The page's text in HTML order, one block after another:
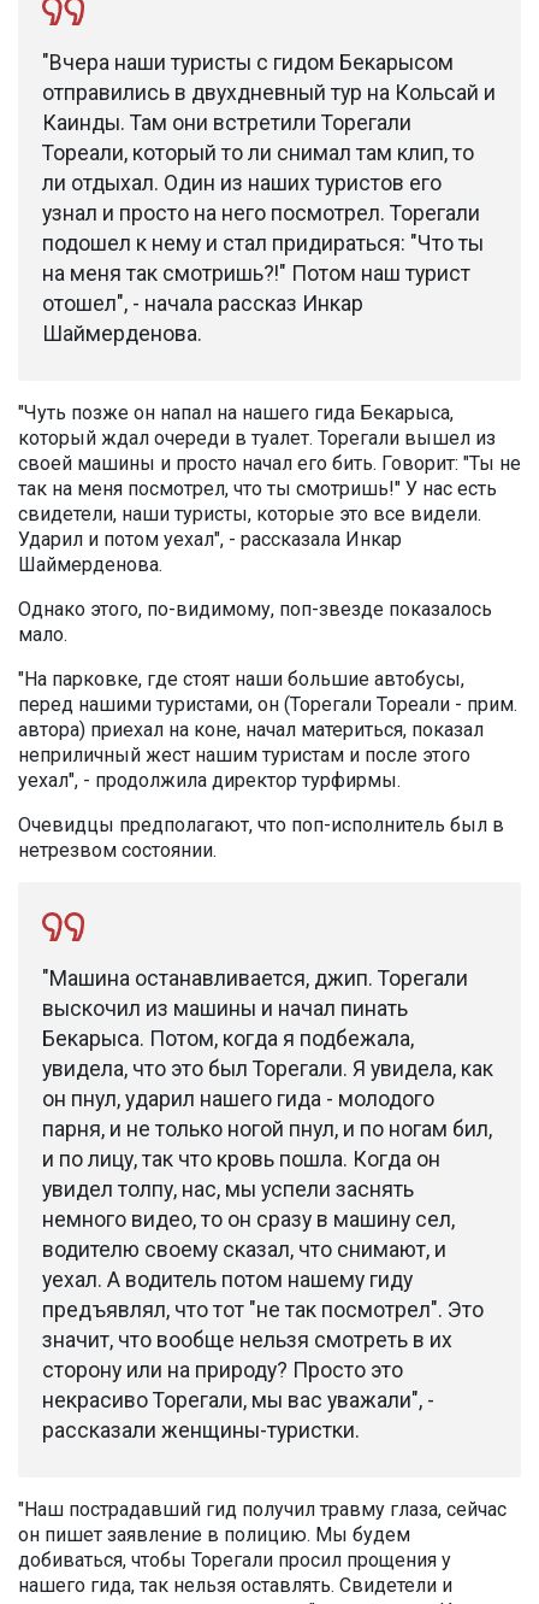
"Вчера наши туристы с гидом Бекарысом
отправились в двухдневный тур на Кольсай и
Каинды. Там они встретили Торегали
Тореали, который то ли снимал там клип, то
ли отдыхал. Один из наших туристов его
узнал и просто на него посмотрел. Торегали
подошел к нему и стал придираться: "Что ты
на меня так смотришь?!" Потом наш турист
отошел", - начала рассказ Инкар
Шаймерденова.
"Чуть позже он напал на нашего гида Бекарыса,
который ждал очереди в туалет. Торегали вышел из
своей машины и просто начал его бить. Говорит: "Ты не
так на меня посмотрел, что ты смотришь!" У нас есть
свидетели, наши туристы, которые это все видели.
Ударил и потом уехал", - рассказала Инкар
Шаймерденова.
Однако этого, по-видимому, поп-звезде показалось
мало.
"На парковке, где стоят наши большие автобусы,
перед нашими туристами, он (Торегали Тореали - прим.
автора) приехал на коне, начал материться, показал
неприличный жест нашим туристам и после этого
уехал", - продолжила директор турфирмы.
Очевидцы предполагают, что поп-исполнитель был в
нетрезвом состоянии.
"Машина останавливается, джип. Торегали
выскочил из машины и начал пинать
Бекарыса. Потом, когда я подбежала,
увидела, что это был Торегали. Я увидела, как
он пнул, ударил нашего гида - молодого
парня, и не только ногой пнул, и по ногам бил,
и по лицу, так что кровь пошла. Когда он
увидел толпу, нас, мы успели заснять
немного видео, то он сразу в машину сел,
водителю своему сказал, что снимают, и
уехал. А водитель потом нашему гиду
предъявлял, что тот "не так посмотрел". Это
значит, что вообще нельзя смотреть в их
сторону или на природу? Просто это
некрасиво Торегали, мы вас уважали", -
рассказали женщины-туристки.
"Наш пострадавший гид получил травму глаза, сейчас
он пишет заявление в полицию. Мы будем
добиваться, чтобы Торегали просил прощения у
нашего гида, так нельзя оставлять. Свидетели и